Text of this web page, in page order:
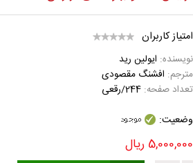
امتیاز کاربران
نویسنده: ایولین رید
مترجم: افشنگ مقصودی
تعداد صفحه: 244/رقعی
وضعیت:
5,000,000 ریال